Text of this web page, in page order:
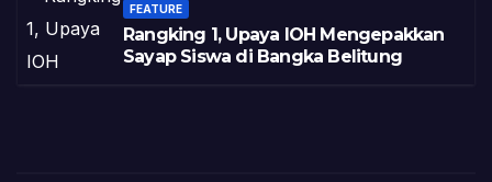
FEATURE
Rangking 1, Upaya IOH Mengepakkan
Sayap Siswa di Bangka Belitung